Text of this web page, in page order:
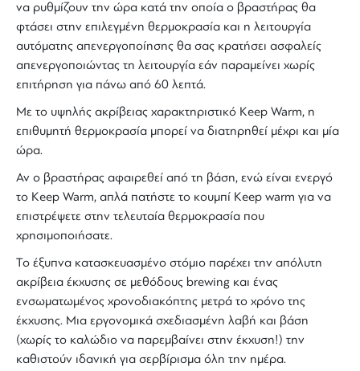
να ρυθμίζουν την ώρα κατά την οποία ο βραστήρας θα
φτάσει στην επιλεγμένη θερμοκρασία και η λειτουργία
αυτόματης απενεργοποίησης θα σας κρατήσει ασφαλείς
απενεργοποιώντας τη λειτουργία εάν παραμείνει χωρίς
επιτήρηση για πάνω από 60 λεπτά.
Με το υψηλής ακρίβειας χαρακτηριστικό Keep Warm, η
επιθυμητή θερμοκρασία μπορεί να διατηρηθεί μέχρι και μία
ώρα.
Αν ο βραστήρας αφαιρεθεί από τη βάση, ενώ είναι ενεργό
το Keep Warm, απλά πατήστε το κουμπί Keep warm για να
επιστρέψετε στην τελευταία θερμοκρασία που
χρησιμοποιήσατε.
Το έξυπνα κατασκευασμένο στόμιο παρέχει την απόλυτη
ακρίβεια έκχυσης σε μεθόδους brewing και ένας
ενσωματωμένος χρονοδιακόπτης μετρά το χρόνο της
έκχυσης. Μια εργονομικά σχεδιασμένη λαβή και βάση
(χωρίς το καλώδιο να παρεμβαίνει στην έκχυση!) την
καθιστούν ιδανική για σερβίρισμα όλη την ημέρα.